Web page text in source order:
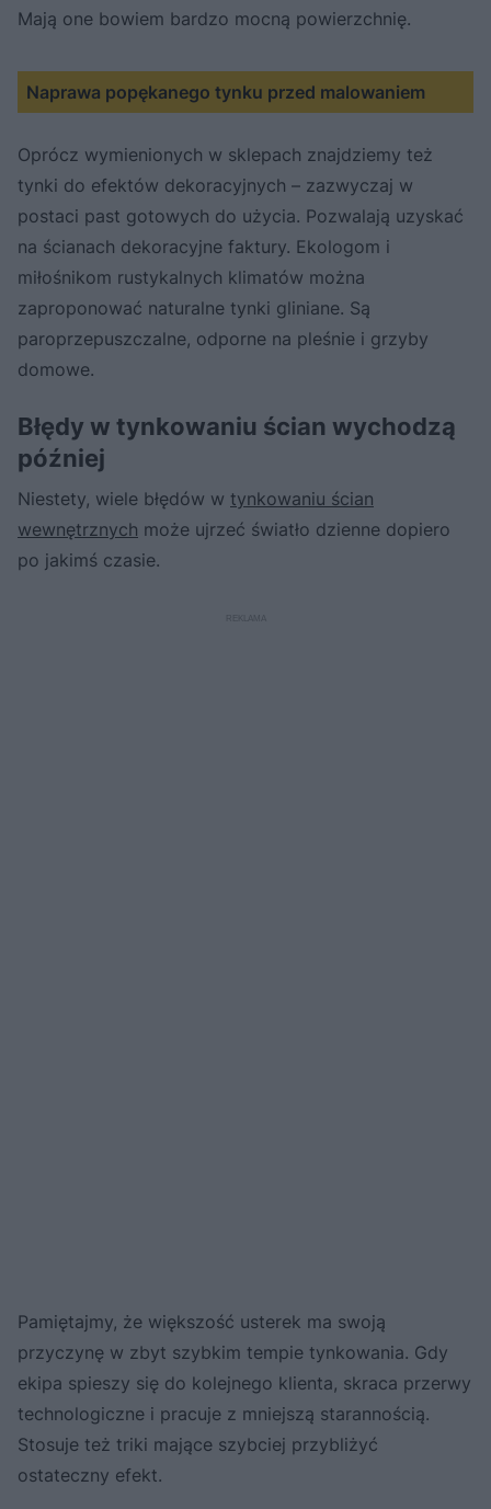
Mają one bowiem bardzo mocną powierzchnię.
Naprawa popękanego tynku przed malowaniem
Oprócz wymienionych w sklepach znajdziemy też
tynki do efektów dekoracyjnych – zazwyczaj w
postaci past gotowych do użycia. Pozwalają uzyskać
na ścianach dekoracyjne faktury. Ekologom i
miłośnikom rustykalnych klimatów można
zaproponować naturalne tynki gliniane. Są
paroprzepuszczalne, odporne na pleśnie i grzyby
domowe.
Błędy w tynkowaniu ścian wychodzą
później
Niestety, wiele błędów w tynkowaniu ścian
wewnętrznych może ujrzeć światło dzienne dopiero
po jakimś czasie.
Pamiętajmy, że większość usterek ma swoją
przyczynę w zbyt szybkim tempie tynkowania. Gdy
ekipa spieszy się do kolejnego klienta, skraca przerwy
technologiczne i pracuje z mniejszą starannością.
Stosuje też triki mające szybciej przybliżyć
ostateczny efekt.